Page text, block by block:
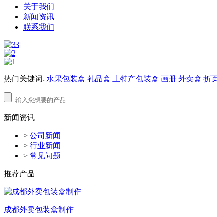
关于我们
新闻资讯
联系我们
热门关键词: 水果包装盒 礼品盒 土特产包装盒 画册 外卖盒 折
新闻资讯
> 公司新闻
> 行业新闻
> 常见问题
推荐产品
成都外卖包装盒制作